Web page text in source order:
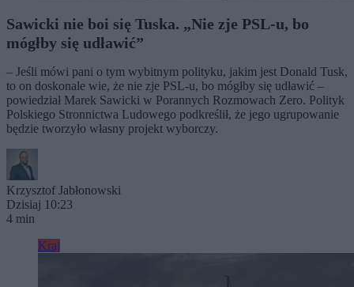
Sawicki nie boi się Tuska. „Nie zje PSL-u, bo
mógłby się udławić”
– Jeśli mówi pani o tym wybitnym polityku, jakim jest Donald Tusk,
to on doskonale wie, że nie zje PSL-u, bo mógłby się udławić –
powiedział Marek Sawicki w Porannych Rozmowach Zero. Polityk
Polskiego Stronnictwa Ludowego podkreślił, że jego ugrupowanie
będzie tworzyło własny projekt wyborczy.
Krzysztof Jabłonowski
Dzisiaj 10:23
4 min
Kraj